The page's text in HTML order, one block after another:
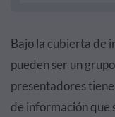
Bajo la cubierta de
pueden ser un
presentadores
de información que